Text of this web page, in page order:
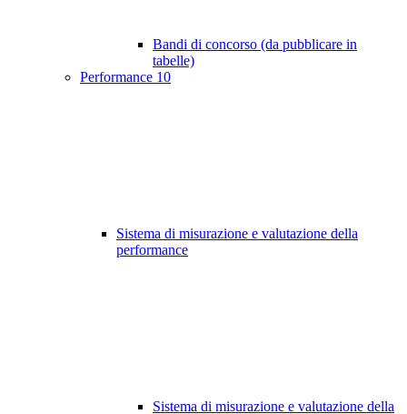
Bandi di concorso (da pubblicare in
tabelle)
Performance 10
Sistema di misurazione e valutazione della
performance
Sistema di misurazione e valutazione della